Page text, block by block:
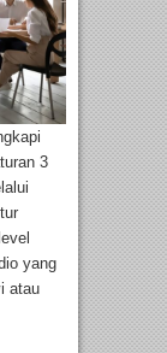
3
yang
atau